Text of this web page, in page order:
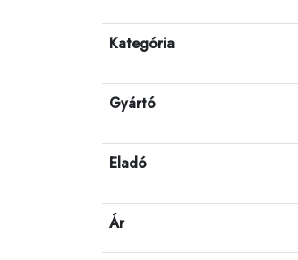
Kategória
Gyártó
Eladó
Ár